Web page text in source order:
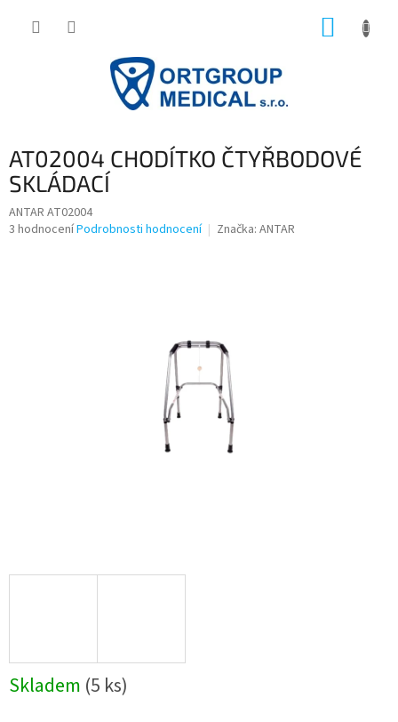
AT02004 CHODÍTKO ČTYŘBODOVÉ
SKLÁDACÍ
ANTAR AT02004
Průměrné
3 hodnoceníPodrobnosti hodnocení Značka: ANTAR
Skladem (5 ks)